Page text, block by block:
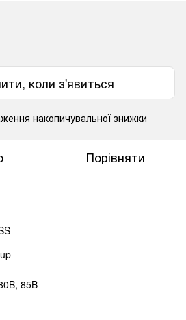
коли з'явиться
накопичувальної знижки
Порівняти
85B